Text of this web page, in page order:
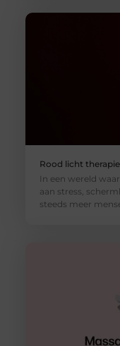
Rood licht
In een wereld
aan stress,
steeds meer